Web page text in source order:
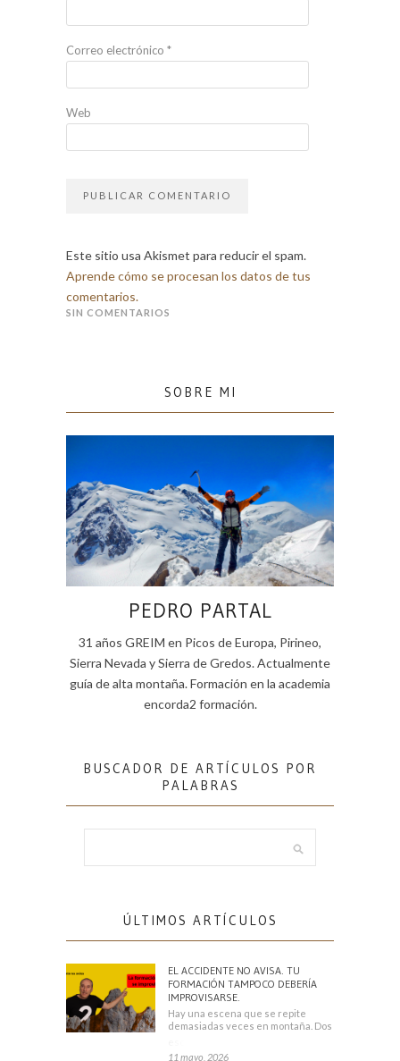
Correo electrónico *
Web
Este sitio usa Akismet para reducir el spam.
Aprende cómo se procesan los datos de tus
comentarios.
SIN COMENTARIOS
SOBRE MI
PEDRO PARTAL
31 años GREIM en Picos de Europa, Pirineo,
Sierra Nevada y Sierra de Gredos. Actualmente
guía de alta montaña. Formación en la academia
encorda2 formación.
BUSCADOR DE ARTÍCULOS POR
PALABRAS
ÚLTIMOS ARTÍCULOS
EL ACCIDENTE NO AVISA. TU
FORMACIÓN TAMPOCO DEBERÍA
IMPROVISARSE.
Hay una escena que se repite
demasiadas veces en montaña. Dos
11 mayo, 2026